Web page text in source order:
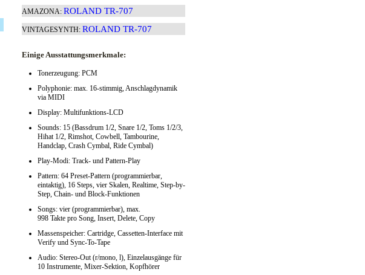
AMAZONA: ROLAND TR-707
VINTAGESYNTH: ROLAND TR-707
Einige Ausstattungsmerkmale:
Tonerzeugung: PCM
Polyphonie: max. 16-stimmig, Anschlagdynamik
via MIDI
Display: Multifunktions-LCD
Sounds: 15 (Bassdrum 1/2, Snare 1/2, Toms 1/2/3,
Hihat 1/2, Rimshot, Cowbell, Tambourine,
Handclap, Crash Cymbal, Ride Cymbal)
Play-Modi: Track- und Pattern-Play
Pattern: 64 Preset-Pattern (programmierbar,
eintaktig), 16 Steps, vier Skalen, Realtime, Step-by-
Step, Chain- und Block-Funktionen
Songs: vier (programmierbar), max.
998 Takte pro Song, Insert, Delete, Copy
Massenspeicher: Cartridge, Cassetten-Interface mit
Verify und Sync-To-Tape
Audio: Stereo-Out (r/mono, l), Einzelausgänge für
10 Instrumente, Mixer-Sektion, Kopfhörer